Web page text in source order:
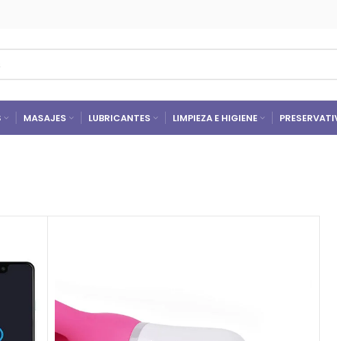
MASAJES LUBRICANTES LIMPIEZA E HIGIENE